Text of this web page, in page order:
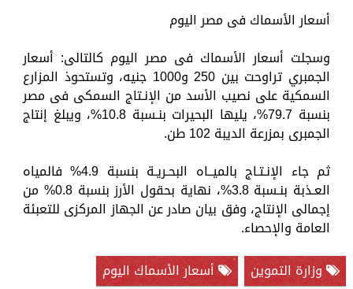
أسعار الأسماك فى مصر اليوم
وسجلت أسعار الأسماك فى مصر اليوم كالتالى: أسعار
الجمبري تراوحت بين 250 و1000 جنيه، وتستحوذ المزارع
السمكية على نصيب الأسد من الإنـتاج السمكى فى مصر
بنسبة 79.7%، يليها البحيرات بنـسبة 10.8%، ويبلغ إنتاج
الجمبرى بمزرعة الديبة 102 طن.
ثم جاء الإنـتـاج بالميــاه البحـريـة بنسبة 4.9% فالمياه
العـذبة بنـسبة 3.8%، نهاية بحقول الأرز بنسبة 0.8% من
إجمالى الإنتاج، وفق بيان صادر عن الجهاز المركزى للتعبئة
العامة والإحصاء.
وزارة التموين
أسعار الأسماك اليوم